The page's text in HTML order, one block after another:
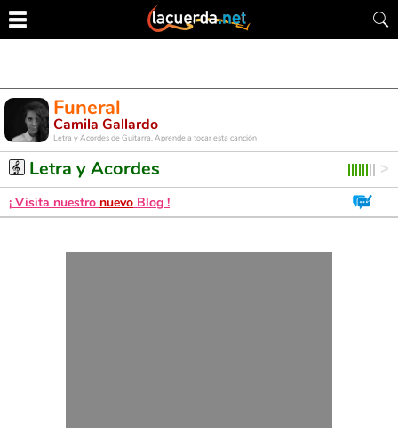
Funeral
Camila Gallardo
Letra y Acordes de Guitarra. Aprende a tocar esta canción
Letra y Acordes
¡ Visita nuestro nuevo Blog !